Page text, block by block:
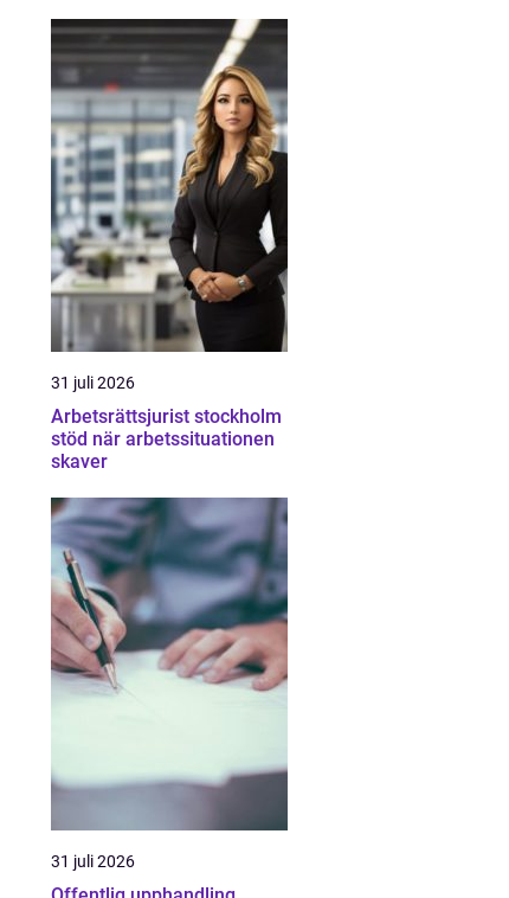
31 juli 2026
Arbetsrättsjurist stockholm
stöd när arbetssituationen
skaver
31 juli 2026